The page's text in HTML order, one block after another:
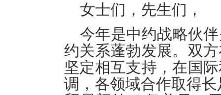
女士们，先生们，
今年是中约战略伙
约关系蓬勃发展。双
坚定相互支持，在国
调，各领域合作取得